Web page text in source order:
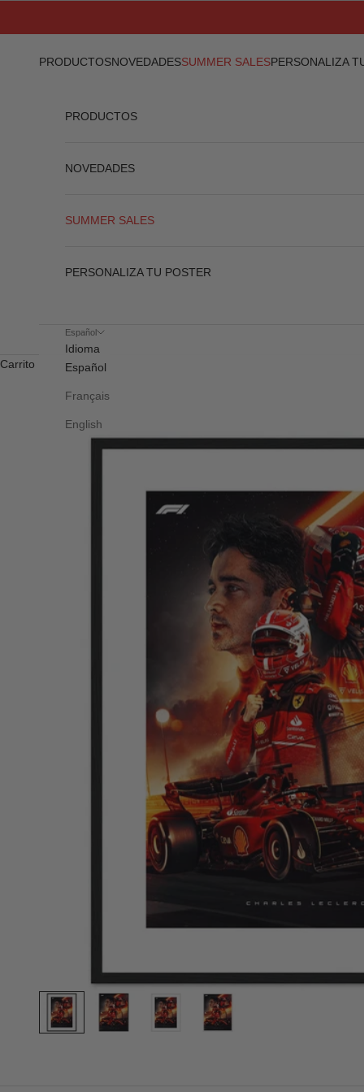
PRODUCTOSNOVEDADESSUMMER SALESPERSONALIZA
PRODUCTOS
NOVEDADES
SUMMER SALES
PERSONALIZA TU POSTER
Español
Idioma
Español
Français
English
Carrito